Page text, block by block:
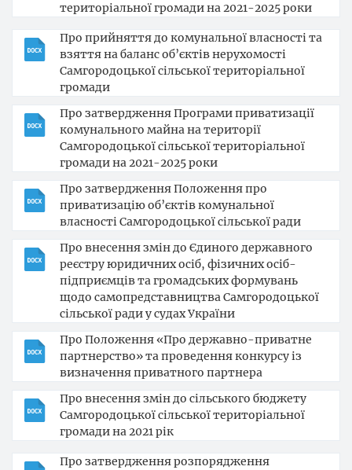
територіальної громади на 2021-2025 роки
Про прийняття до комунальної власності та
взяття на баланс об’єктів нерухомості
Самгородоцької сільської територіальної
громади
Про затвердження Програми приватизації
комунального майна на території
Самгородоцької сільської територіальної
громади на 2021-2025 роки
Про затвердження Положення про
приватизацію об’єктів комунальної
власності Самгородоцької сільської ради
Про внесення змін до Єдиного державного
реєстру юридичних осіб, фізичних осіб-
підприємців та громадських формувань
щодо самопредставництва Самгородоцької
сільської ради у судах України
Про Положення «Про державно-приватне
партнерство» та проведення конкурсу із
визначення приватного партнера
Про внесення змін до сільського бюджету
Самгородоцької сільської територіальної
громади на 2021 рік
Про затвердження розпорядження